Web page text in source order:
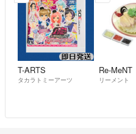
T-ARTS
タカラトミーアーツ
Re-MeNT
リーメント